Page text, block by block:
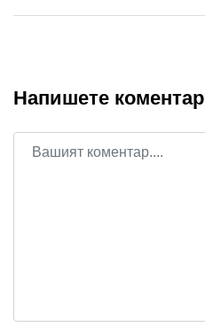
Напишете коментар